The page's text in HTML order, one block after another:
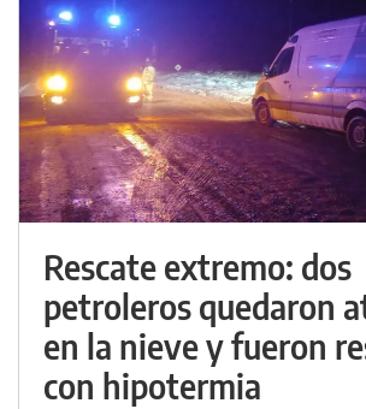
Rescate extremo: dos
petroleros quedaron
en la nieve y fueron
con hipotermia